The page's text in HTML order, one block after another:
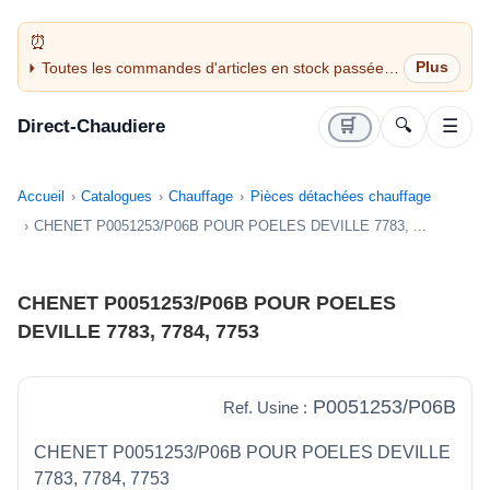
Toutes les commandes d'articles en stock passées
avant 14H sont expédiées le jour même (jours
Direct-Chaudiere 🛒 🔍 ☰
Accueil Catalogues Chauffage
Pièces détachées chauffage
CHENET P0051253/P06B POUR POELES DEVILLE 7783, ...
CHENET P0051253/P06B POUR POELES
DEVILLE 7783, 7784, 7753
Ref. Usine : P0051253/P06B
CHENET P0051253/P06B POUR POELES DEVILLE
7783, 7784, 7753